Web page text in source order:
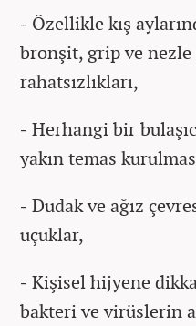
- Özellikle kış
bronşit, grip ve
rahatsızlıkları,
- Herhangi bir
yakın temas
- Dudak ve ağız
uçuklar,
- Kişisel hijyene
bakteri ve virüslerin